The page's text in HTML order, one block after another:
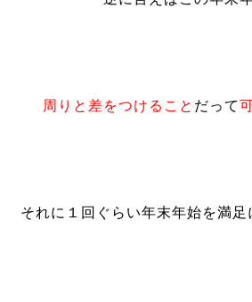
周りと差をつけること だって
それに１回ぐらい年末年始を満足